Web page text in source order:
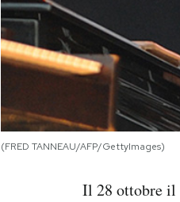
(FRED TANNEAU/AFP/GettyImages)
Il 28 ottobre il